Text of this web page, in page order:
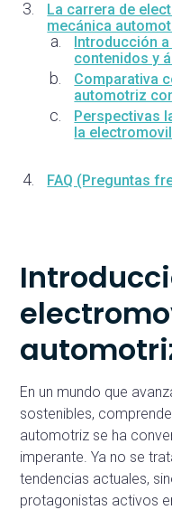
La carrera de
mecánica
Introducción
contenidos y
Comparativa
automotriz
Perspectivas
la
FAQ (Preguntas
En un mundo que
sostenibles,
automotriz se ha
imperante. Ya no se
tendencias actuales,
protagonistas activos